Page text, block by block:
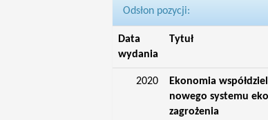
Odsłon pozycji:
Data
wydania
Tytuł
2020
Ekonomia
nowego systemu
zagrożenia